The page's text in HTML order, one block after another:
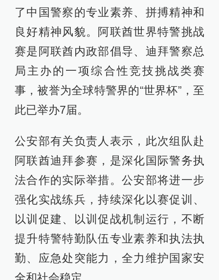
了中国警察的专业素养、拼搏精神和
良好精神风貌。阿联酋世界特警挑战
赛是阿联酋内政部倡导、迪拜警察总
局主办的一项综合性竞技挑战类赛
事，被誉为全球特警界的“世界杯”，至
此已举办7届。
公安部有关负责人表示，此次组队赴
阿联酋迪拜参赛，是深化国际警务执
法合作的实际举措。公安部将进一步
强化实战练兵，持续深化以赛促训、
以训促建、以训促战机制运行，不断
提升特警特勤队伍专业素养和执法执
勤、应急处突能力，全力维护国家安